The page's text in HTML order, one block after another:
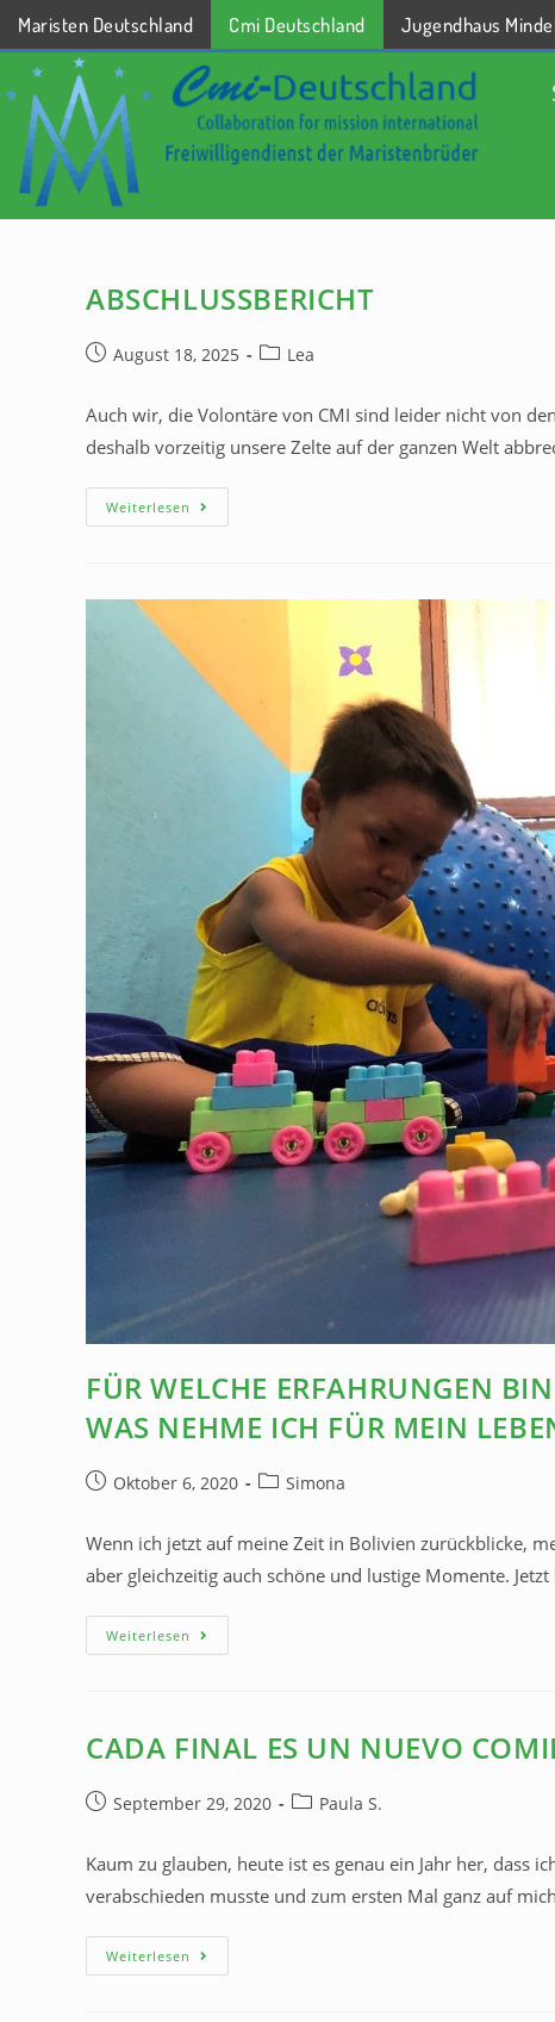
Maristen Deutschland Cmi Deutschland Jugendhaus
STARTSEITE
ABSCHLUSSBERICHT
August 18, 2025 Lea
Auch wir, die Volontäre von CMI sind leider nicht von
deshalb vorzeitig unsere Zelte auf der ganzen Welt
Weiterlesen
FÜR WELCHE ERFAHRUNGEN
WAS NEHME ICH FÜR MEIN
Oktober 6, 2020 Simona
Wenn ich jetzt auf meine Zeit in Bolivien zurückblicke,
aber gleichzeitig auch schöne und lustige Momente.
Weiterlesen
CADA FINAL ES UN NUEVO
September 29, 2020 Paula S.
Kaum zu glauben, heute ist es genau ein Jahr her, dass
verabschieden musste und zum ersten Mal ganz auf
Weiterlesen